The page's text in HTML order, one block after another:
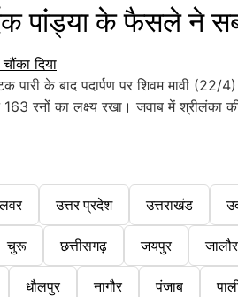
पांड्या के फैसले ने
के बाद पदार्पण पर शिवम मावी (22/
रनों का लक्ष्य रखा। जवाब में श्रीलंका
उत्तर प्रदेश उत्तराखंड
चुरू छत्तीसगढ़ जयपुर जालौर
धौलपुर नागौर पंजाब